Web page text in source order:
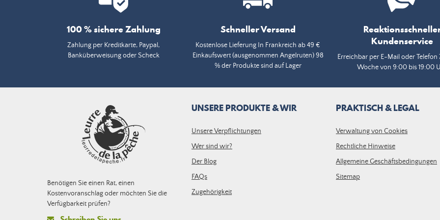
100 % sichere Zahlung
Zahlung per Kreditkarte, Paypal,
Banküberweisung oder Scheck
Schneller Versand
Kostenlose Lieferung In Frankreich ab 49 €
Einkaufswert (ausgenommen Angelruten) 98
% der Produkte sind auf Lager
Kundenservice
Erreichbar per E-Mail oder Telefon
Woche von 9:00 bis 19:00
Benötigen Sie einen Rat, einen
Kostenvoranschlag oder möchten Sie die
Verfügbarkeit prüfen?
UNSERE PRODUKTE & WIR
Unsere Verpflichtungen
Wer sind wir?
Der Blog
FAQs
Zugehörigkeit
PRAKTISCH & LEGAL
Verwaltung von Cookies
Rechtliche Hinweise
Allgemeine Geschäftsbedingungen
Sitemap